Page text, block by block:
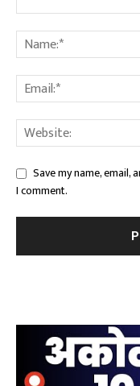
Save my name,
I comment.